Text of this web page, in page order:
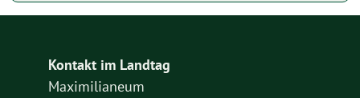
Kontakt im Landtag
Maximilianeum